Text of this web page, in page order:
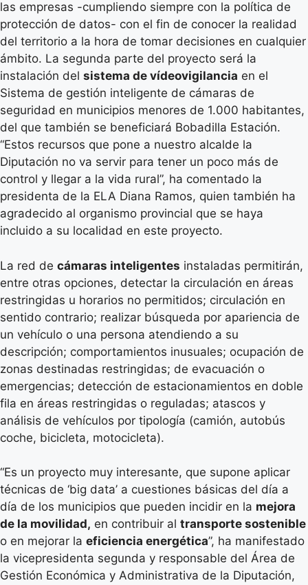
las empresas -cumpliendo siempre con la política de
protección de datos- con el fin de conocer la realidad
del territorio a la hora de tomar decisiones en cualquier
ámbito. La segunda parte del proyecto será la
instalación del sistema de vídeovigilancia en el
Sistema de gestión inteligente de cámaras de
seguridad en municipios menores de 1.000 habitantes,
del que también se beneficiará Bobadilla Estación.
“Estos recursos que pone a nuestro alcalde la
Diputación no va servir para tener un poco más de
control y llegar a la vida rural”, ha comentado la
presidenta de la ELA Diana Ramos, quien también ha
agradecido al organismo provincial que se haya
incluido a su localidad en este proyecto.
La red de cámaras inteligentes instaladas permitirán,
entre otras opciones, detectar la circulación en áreas
restringidas u horarios no permitidos; circulación en
sentido contrario; realizar búsqueda por apariencia de
un vehículo o una persona atendiendo a su
descripción; comportamientos inusuales; ocupación de
zonas destinadas restringidas; de evacuación o
emergencias; detección de estacionamientos en doble
fila en áreas restringidas o reguladas; atascos y
análisis de vehículos por tipología (camión, autobús
coche, bicicleta, motocicleta).
“Es un proyecto muy interesante, que supone aplicar
técnicas de ‘big data’ a cuestiones básicas del día a
día de los municipios que pueden incidir en la mejora
de la movilidad, en contribuir al transporte sostenible
o en mejorar la eficiencia energética”, ha manifestado
la vicepresidenta segunda y responsable del Área de
Gestión Económica y Administrativa de la Diputación,